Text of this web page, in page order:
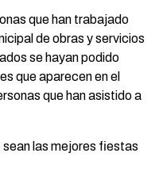
que han trabajado
de obras y servicios
se hayan podido
que aparecen en el
que han asistido a
las mejores fiestas